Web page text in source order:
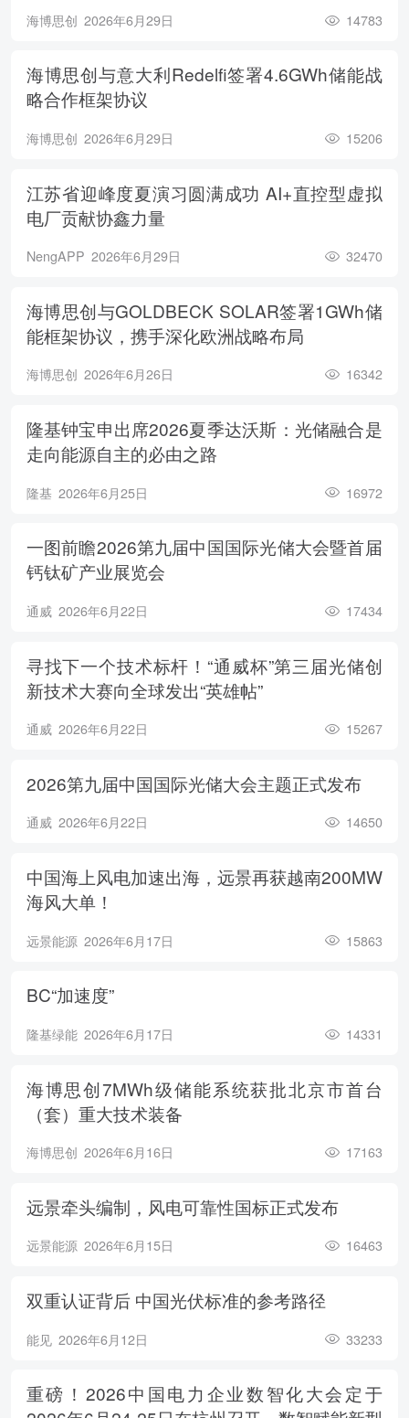
海博思创 2026年6月29日 14783
海博思创与意大利Redelfi签署4.6GWh储能战
略合作框架协议
海博思创 2026年6月29日 15206
江苏省迎峰度夏演习圆满成功 AI+直控型虚拟
电厂贡献协鑫力量
NengAPP 2026年6月29日 32470
海博思创与GOLDBECK SOLAR签署1GWh储
能框架协议，携手深化欧洲战略布局
海博思创 2026年6月26日 16342
隆基钟宝申出席2026夏季达沃斯：光储融合是
走向能源自主的必由之路
隆基 2026年6月25日 16972
一图前瞻2026第九届中国国际光储大会暨首届
钙钛矿产业展览会
通威 2026年6月22日 17434
寻找下一个技术标杆！“通威杯”第三届光储创
新技术大赛向全球发出“英雄帖”
通威 2026年6月22日 15267
2026第九届中国国际光储大会主题正式发布
通威 2026年6月22日 14650
中国海上风电加速出海，远景再获越南200MW
海风大单！
远景能源 2026年6月17日 15863
BC“加速度”
隆基绿能 2026年6月17日 14331
海博思创7MWh级储能系统获批北京市首台
（套）重大技术装备
海博思创 2026年6月16日 17163
远景牵头编制，风电可靠性国标正式发布
远景能源 2026年6月15日 16463
双重认证背后 中国光伏标准的参考路径
能见 2026年6月12日 33233
重磅！2026中国电力企业数智化大会定于